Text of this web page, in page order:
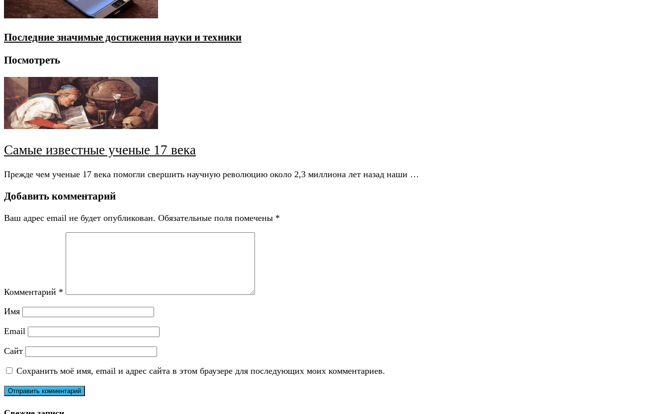
Последние значимые достижения науки и техники
Посмотреть
Самые известные ученые 17 века
Прежде чем ученые 17 века помогли свершить научную революцию около 2,3 миллиона лет назад наши …
Добавить комментарий
Ваш адрес email не будет опубликован. Обязательные поля помечены *
Комментарий *
Имя
Email
Сайт
Сохранить моё имя, email и адрес сайта в этом браузере для последующих моих комментариев.